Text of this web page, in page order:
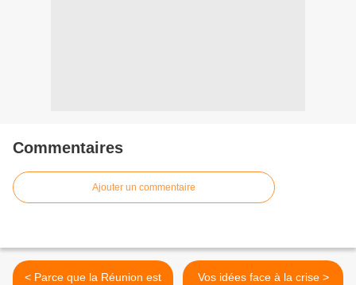
Commentaires
Ajouter un commentaire
< Parce que la Réunion est
Vos idées face à la crise >